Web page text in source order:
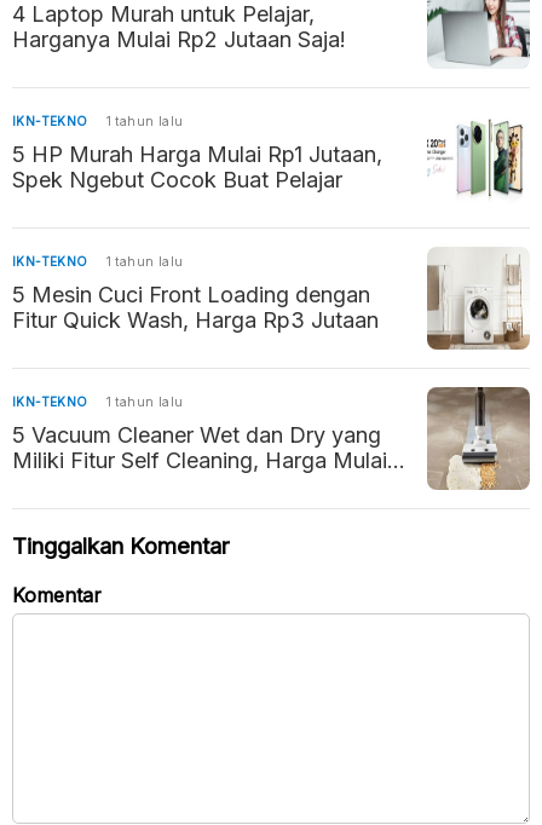
4 Laptop Murah untuk Pelajar,
Harganya Mulai Rp2 Jutaan Saja!
IKN-TEKNO 1 tahun lalu
5 HP Murah Harga Mulai Rp1 Jutaan,
Spek Ngebut Cocok Buat Pelajar
IKN-TEKNO 1 tahun lalu
5 Mesin Cuci Front Loading dengan
Fitur Quick Wash, Harga Rp3 Jutaan
IKN-TEKNO 1 tahun lalu
5 Vacuum Cleaner Wet dan Dry yang
Miliki Fitur Self Cleaning, Harga Mulai
Tinggalkan Komentar
Komentar